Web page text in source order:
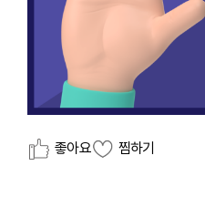
좋아요 찜하기